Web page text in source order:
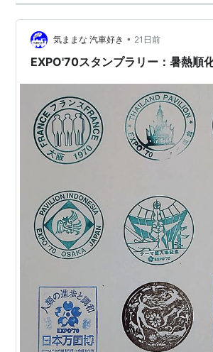
気ままな 汽車好き • 21日前
EXPO'70スタンプラリー：暑熱順